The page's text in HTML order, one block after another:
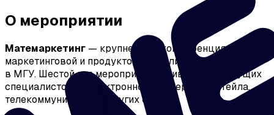
О мероприятии
Матемаркетинг — крупнейшая конференция по
маркетинговой и продуктовой аналитике, проходящая
в МГУ. Шестой год мероприятие привлекает ведущих
специалистов из электронной коммерции, ритейла,
телекоммуникаций и других сфер.